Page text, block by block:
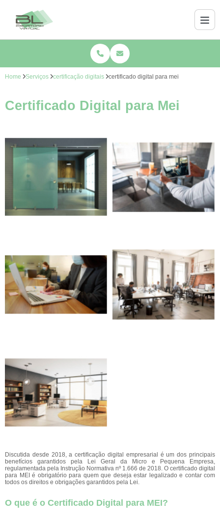
Home Serviços certificação digitais certificado digital para mei
Certificado Digital para Mei
Discutida desde 2018, a certificação digital empresarial é um dos principais
benefícios garantidos pela Lei Geral da Micro e Pequena Empresa,
regulamentada pela Instrução Normativa nº 1.666 de 2018. O certificado digital
para MEI é obrigatório para quem que deseja estar legalizado e contar com
todos os direitos e obrigações garantidos pela Lei.
O que é o Certificado Digital para MEI?